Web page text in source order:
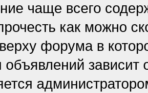
чаще всего
как можно
форума в
объявлений зависит